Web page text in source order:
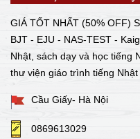
GIÁ TỐT NHẤT (50% OFF)
BJT - EJU - NAS-TEST -
Nhật, sách dạy và học tiếng
thư viện giáo trình tiếng Nhật
Cầu Giấy- Hà Nội
0869613029